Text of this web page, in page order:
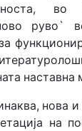
во
руво`
наставна
нова
на